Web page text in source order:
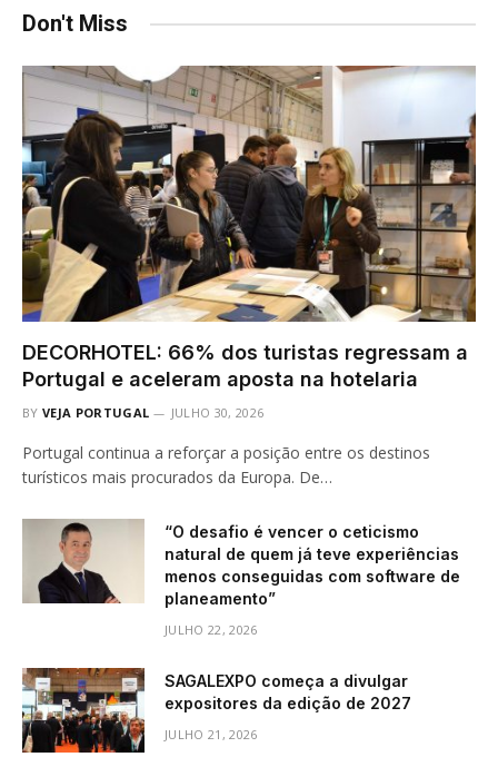
Don't Miss
DECORHOTEL: 66% dos turistas regressam a
Portugal e aceleram aposta na hotelaria
BY VEJA PORTUGAL JULHO 30, 2026
Portugal continua a reforçar a posição entre os destinos
turísticos mais procurados da Europa. De…
“O desafio é vencer o ceticismo
natural de quem já teve experiências
menos conseguidas com software de
planeamento”
JULHO 22, 2026
SAGALEXPO começa a divulgar
expositores da edição de 2027
JULHO 21, 2026